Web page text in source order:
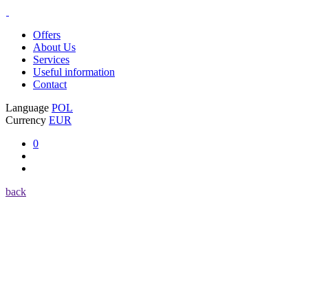
Offers
About Us
Services
Useful information
Contact
Language POL
Currency EUR
0
back